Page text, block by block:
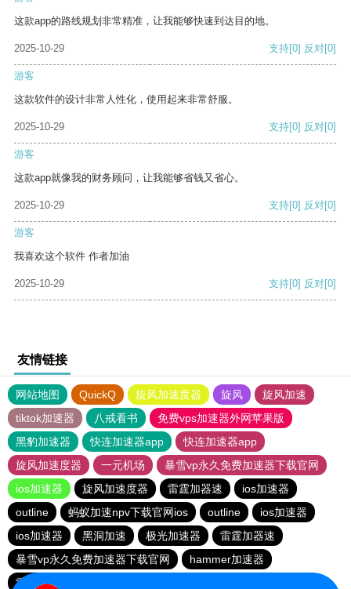
这款app的路线规划非常精准，让我能够快速到达目的地。
2025-10-29 支持[0] 反对[0]
游客
这款软件的设计非常人性化，使用起来非常舒服。
2025-10-29 支持[0] 反对[0]
游客
这款app就像我的财务顾问，让我能够省钱又省心。
2025-10-29 支持[0] 反对[0]
游客
我喜欢这个软件 作者加油
2025-10-29 支持[0] 反对[0]
友情链接
网站地图 QuickQ 旋风加速度器 旋风
旋风加速
tiktok加速器
八戒看书
免费vps加速器外网苹果版
黑豹加速器
快连加速器app
快连加速器app
旋风加速度器
一元机场
暴雪vp永久免费加速器下载官网
ios加速器
旋风加速度器 雷霆加器速
ios加速器
outline
蚂蚁加速npv下载官网ios outline
ios加速器
ios加速器
黑洞加速 极光加速器
雷霆加器速
暴雪vp永久免费加速器下载官网
hammer加速器
雷霆加器速